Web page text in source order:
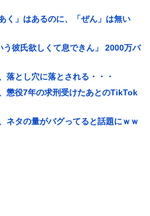
く」はあるのに、「ぜん」は無い
う彼氏欲しくて息できん」 2000万バ
落とし穴に落とされる・・・
懲役7年の求刑受けたあとのTikTok
ネタの量がバグってると話題にｗｗ